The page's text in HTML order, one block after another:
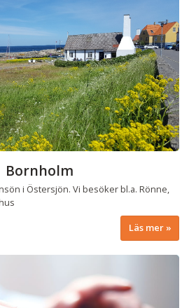
Bornholm
i Östersjön. Vi besöker bl.a. Rönne,
Läs mer